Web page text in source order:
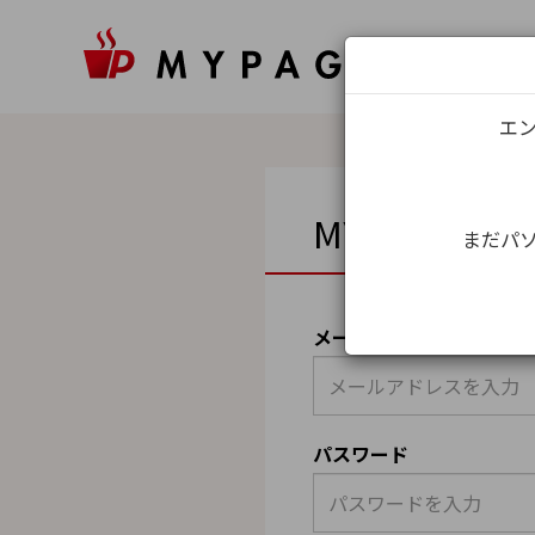
MYPAGEロ
メールアドレス（ユーザ
パスワード
エ
まだパ